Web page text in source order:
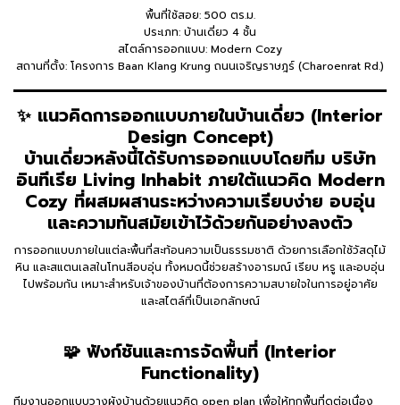
พื้นที่ใช้สอย: 500 ตร.ม.
ประเภท: บ้านเดี่ยว 4 ชั้น
สไตล์การออกแบบ: Modern Cozy
สถานที่ตั้ง: โครงการ Baan Klang Krung ถนนเจริญราษฎร์ (Charoenrat Rd.)
✨ แนวคิดการออกแบบภายในบ้านเดี่ยว (Interior
Design Concept)
บ้านเดี่ยวหลังนี้ได้รับการออกแบบโดยทีม บริษัท
อินทีเรีย Living Inhabit ภายใต้แนวคิด Modern
Cozy ที่ผสมผสานระหว่างความเรียบง่าย อบอุ่น
และความทันสมัยเข้าไว้ด้วยกันอย่างลงตัว
การออกแบบภายในแต่ละพื้นที่สะท้อนความเป็นธรรมชาติ ด้วยการเลือกใช้วัสดุไม้
หิน และสแตนเลสในโทนสีอบอุ่น ทั้งหมดนี้ช่วยสร้างอารมณ์ เรียบ หรู และอบอุ่น
ไปพร้อมกัน เหมาะสำหรับเจ้าของบ้านที่ต้องการความสบายใจในการอยู่อาศัย
และสไตล์ที่เป็นเอกลักษณ์
🧩 ฟังก์ชันและการจัดพื้นที่ (Interior
Functionality)
ทีมงานออกแบบวางผังบ้านด้วยแนวคิด open plan เพื่อให้ทุกพื้นที่ดูต่อเนื่อง